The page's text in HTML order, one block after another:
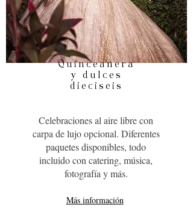
Quinceañera
y dulces
dieciséis
Celebraciones al aire libre con
carpa de lujo opcional. Diferentes
paquetes disponibles, todo
incluido con catering, música,
fotografía y más.
Más información